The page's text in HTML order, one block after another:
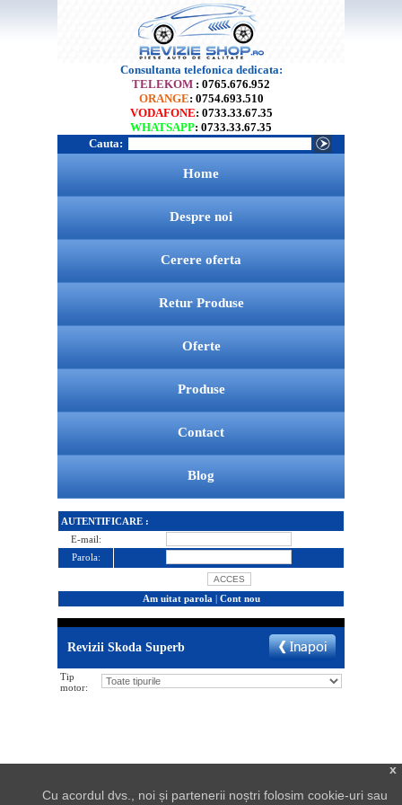
Consultanta telefonica dedicata:
TELEKOM : 0765.676.952
ORANGE: 0754.693.510
VODAFONE: 0733.33.67.35
WHATSAPP: 0733.33.67.35
Cauta:
Home
Despre noi
Cerere oferta
Retur Produse
Oferte
Produse
Contact
Blog
AUTENTIFICARE :
E-mail:
Parola:
Am uitat parola | Cont nou
Revizii Skoda Superb
Tip
motor:
x
Cu acordul dvs., noi și partenerii noștri folosim cookie-uri sau